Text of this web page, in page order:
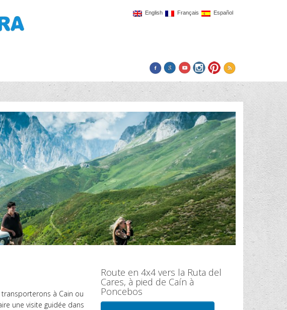
English Français Español
à Cain ou
une visite guidée dans
Route en 4x4 vers la Ruta del
Cares, à pied de Caín à
Poncebos